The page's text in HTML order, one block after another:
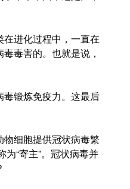
进化过程中，一直在
毒害的。也就是说，
锻炼免疫力。 这最后
细胞提供冠状病毒繁
为“寄主”。冠状病毒并